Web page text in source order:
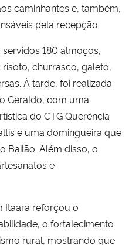
caminhantes e, também,
pela recepção.
180 almoços,
churrasco, galeto,
À tarde, foi realizada
Geraldo, com uma
do CTG Querência
e uma domingueira que
Bailão. Além disso, o
e
Itaara reforçou o
o fortalecimento
rural, mostrando que